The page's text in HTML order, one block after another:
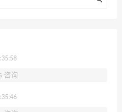
咨询